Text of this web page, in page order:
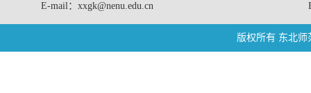
E-mail：xxgk@nenu.edu.cn
版权所有 东北